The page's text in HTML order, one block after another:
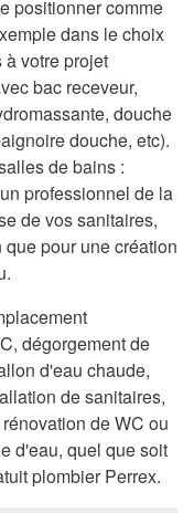
positionner comme
dans le choix
votre projet
bac receveur,
douche
douche, etc).
de bains :
professionnel de la
de vos sanitaires,
pour une création
dégorgement de
d'eau chaude,
de sanitaires,
de WC ou
d'eau, quel que soit
plombier Perrex.